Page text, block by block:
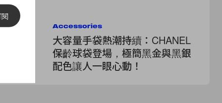
！夏
Accessories
大容量手袋熱潮持續：CHANEL
保齡球袋登場，極簡黑金與黑銀
配色讓人一眼心動！